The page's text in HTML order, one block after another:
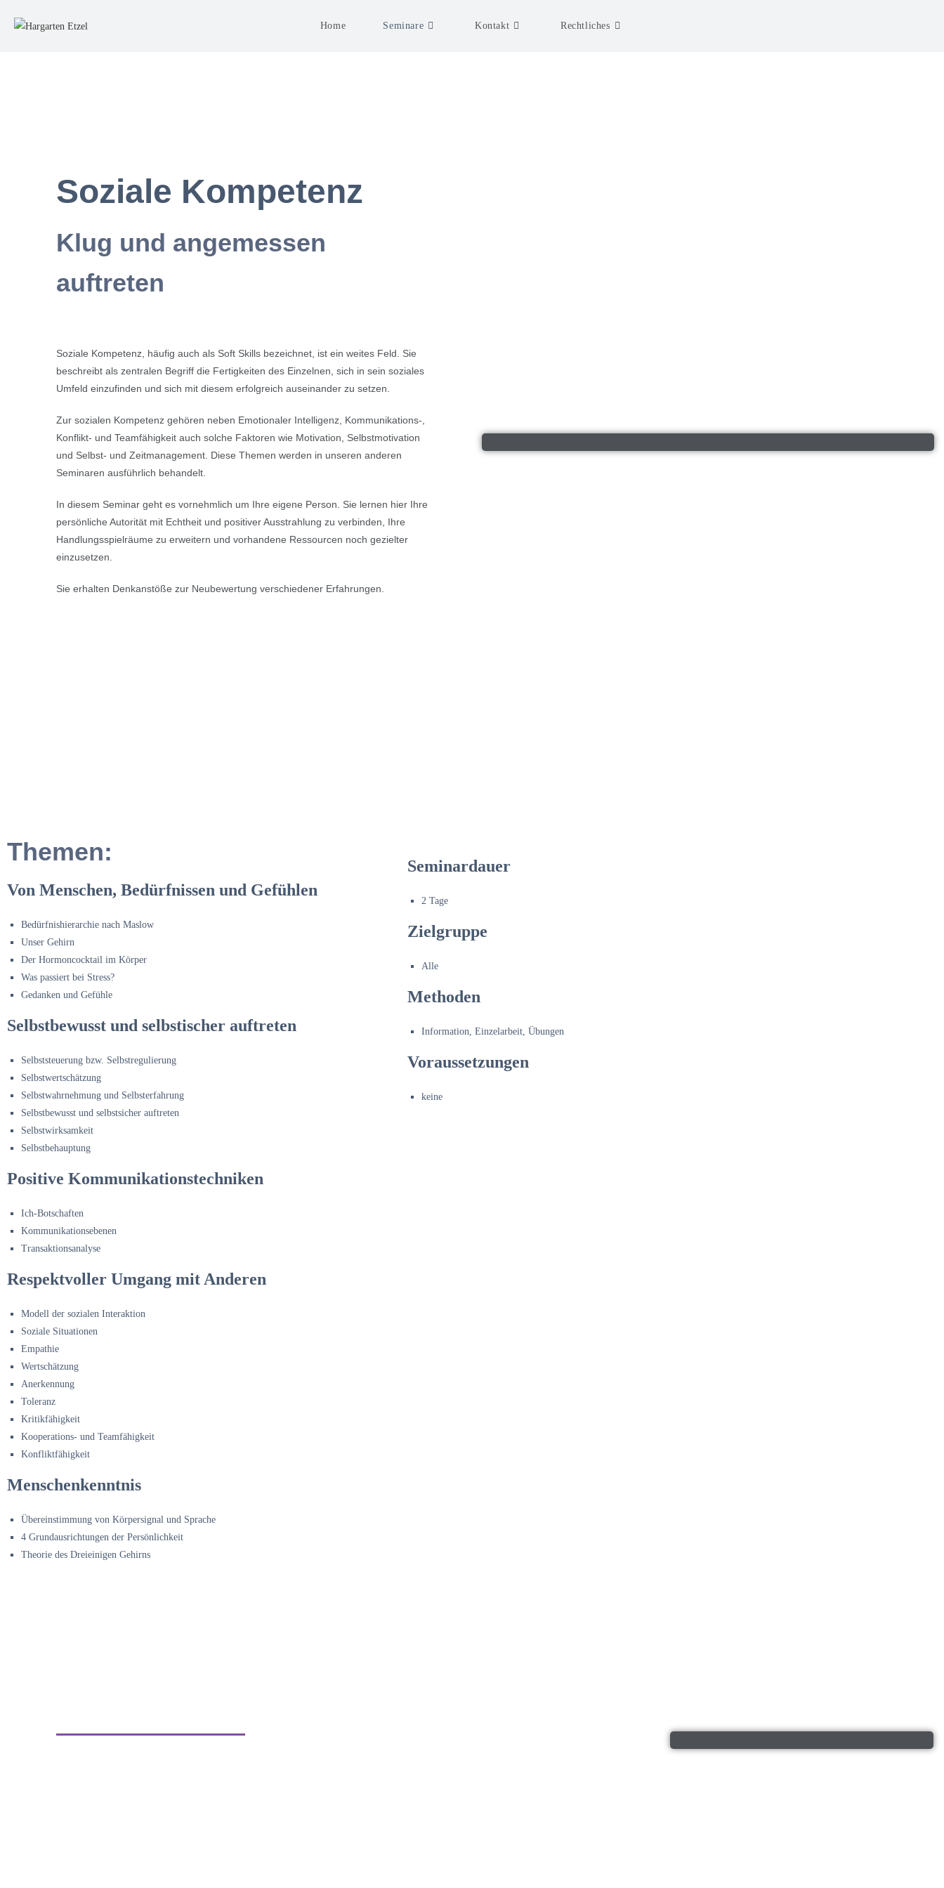
Home Seminare Kontakt Rechtliches
Soziale Kompetenz
Klug und angemessen
auftreten
Soziale Kompetenz, häufig auch als Soft Skills bezeichnet, ist ein weites Feld. Sie
beschreibt als zentralen Begriff die Fertigkeiten des Einzelnen, sich in sein soziales
Umfeld einzufinden und sich mit diesem erfolgreich auseinander zu setzen.
Zur sozialen Kompetenz gehören neben Emotionaler Intelligenz, Kommunikations-,
Konflikt- und Teamfähigkeit auch solche Faktoren wie Motivation, Selbstmotivation
und Selbst- und Zeitmanagement. Diese Themen werden in unseren anderen
Seminaren ausführlich behandelt.
In diesem Seminar geht es vornehmlich um Ihre eigene Person. Sie lernen hier Ihre
persönliche Autorität mit Echtheit und positiver Ausstrahlung zu verbinden, Ihre
Handlungsspielräume zu erweitern und vorhandene Ressourcen noch gezielter
einzusetzen.
Sie erhalten Denkanstöße zur Neubewertung verschiedener Erfahrungen.
Themen:
Von Menschen, Bedürfnissen und Gefühlen
Bedürfnishierarchie nach Maslow
Unser Gehirn
Der Hormoncocktail im Körper
Was passiert bei Stress?
Gedanken und Gefühle
Selbstbewusst und selbstischer auftreten
Selbststeuerung bzw. Selbstregulierung
Selbstwertschätzung
Selbstwahrnehmung und Selbsterfahrung
Selbstbewusst und selbstsicher auftreten
Selbstwirksamkeit
Selbstbehauptung
Positive Kommunikationstechniken
Ich-Botschaften
Kommunikationsebenen
Transaktionsanalyse
Respektvoller Umgang mit Anderen
Modell der sozialen Interaktion
Soziale Situationen
Empathie
Wertschätzung
Anerkennung
Toleranz
Kritikfähigkeit
Kooperations- und Teamfähigkeit
Konfliktfähigkeit
Menschenkenntnis
Übereinstimmung von Körpersignal und Sprache
4 Grundausrichtungen der Persönlichkeit
Theorie des Dreieinigen Gehirns
Seminardauer
2 Tage
Zielgruppe
Alle
Methoden
Information, Einzelarbeit, Übungen
Voraussetzungen
keine